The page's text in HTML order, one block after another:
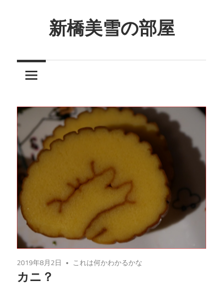
ツ
キ
ッ
プ
新橋美雪の部屋
ん
と
し
た
癒
し
の
空
間
2019年8月2日 これは何かわかるかな
カニ？